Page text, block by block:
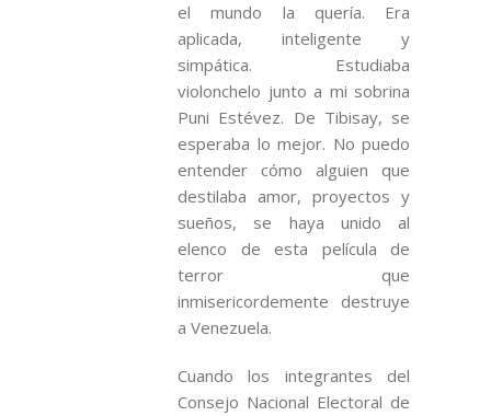
el mundo la quería. Era
aplicada, inteligente y
simpática. Estudiaba
violonchelo junto a mi sobrina
Puni Estévez. De Tibisay, se
esperaba lo mejor. No puedo
entender cómo alguien que
destilaba amor, proyectos y
sueños, se haya unido al
elenco de esta película de
terror que
inmisericordemente destruye
a Venezuela.
Cuando los integrantes del
Consejo Nacional Electoral de